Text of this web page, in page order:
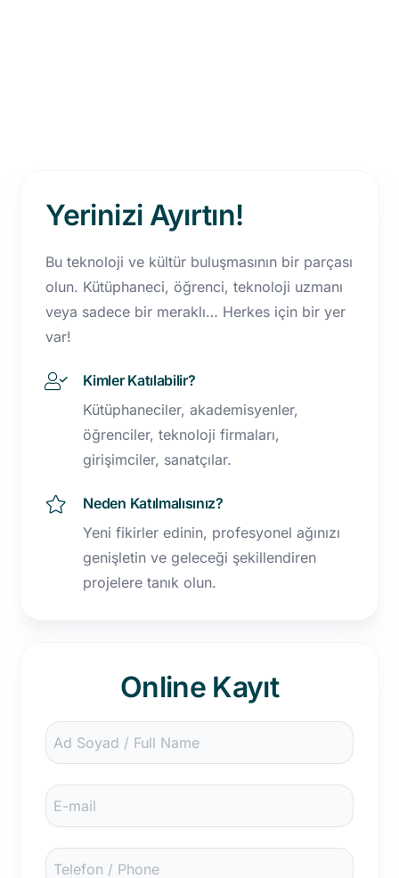
Yerinizi Ayırtın!
Bu teknoloji ve kültür buluşmasının bir parçası
olun. Kütüphaneci, öğrenci, teknoloji uzmanı
veya sadece bir meraklı… Herkes için bir yer
var!
Kimler Katılabilir?
Kütüphaneciler, akademisyenler,
öğrenciler, teknoloji firmaları,
girişimciler, sanatçılar.
Neden Katılmalısınız?
Yeni fikirler edinin, profesyonel ağınızı
genişletin ve geleceği şekillendiren
projelere tanık olun.
Online Kayıt
Website
URL *